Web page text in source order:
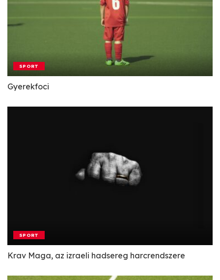
SPORT
Gyerekfoci
SPORT
Krav Maga, az izraeli hadsereg harcrendszere